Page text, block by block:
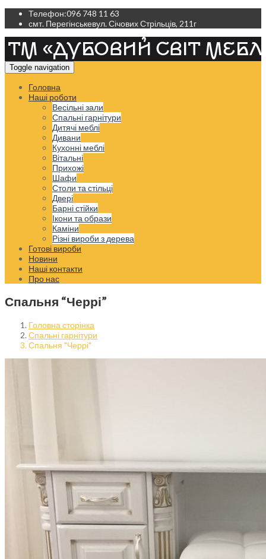
Телефон:096 748 11 63
смт. Перегінськевул. Січових Стрільців, 211г
Toggle navigation
Головна
Наші роботи
Весільні зали
Спальні гарнітури
Дитячі меблі
Дивани
Кухонні меблі
Вітальні
Прихожі
Шафи
Столи та стільці
Двері
Барні стійки
Ікони та образи
Каміни
Різні вироби з дерева
Готові вироби
Новини
Наші контакти
Про нас
Спальня “Черрі”
Головна сторінка
Спальні гарнітури
Спальня "Черрі"